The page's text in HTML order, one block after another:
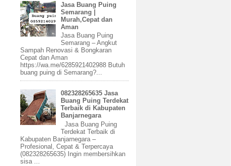
Jasa Buang Puing
Semarang |
Murah,Cepat dan
Aman
Jasa Buang Puing
Semarang – Angkut
Sampah Renovasi & Bongkaran
Cepat dan Aman
https://wa.me/6285921402988 Butuh
buang puing di Semarang?...
082328265635 Jasa
Buang Puing Terdekat
Terbaik di Kabupaten
Banjarnegara
Jasa Buang Puing
Terdekat Terbaik di
Kabupaten Banjarnegara –
Profesional, Cepat & Terpercaya
(082328265635) Ingin membersihkan
sisa ...